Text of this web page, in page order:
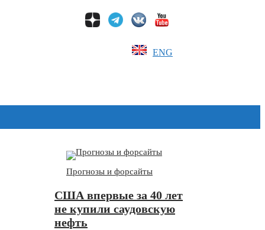
ENG
Прогнозы и форсайты
США впервые за 40 лет
не купили саудовскую
нефть